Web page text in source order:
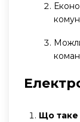
Що таке